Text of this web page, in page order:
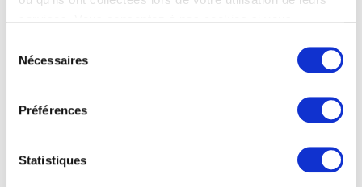
Nécessaires
Préférences
Statistiques